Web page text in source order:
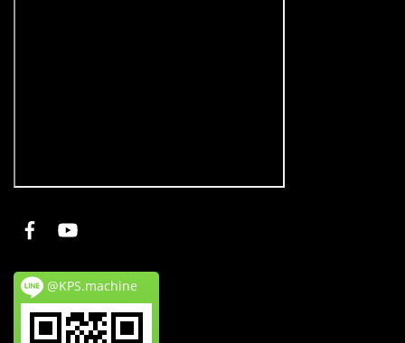
@KPS.machine